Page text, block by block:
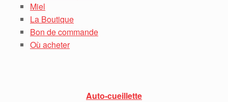
Miel
La Boutique
Bon de commande
Où acheter
Auto-cueillette